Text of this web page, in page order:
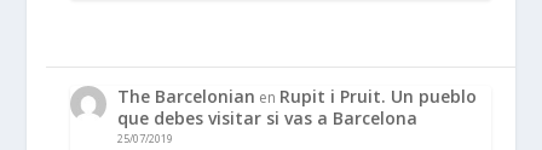
The Barcelonian en Rupit i Pruit. Un pueblo
que debes visitar si vas a Barcelona
25/07/2019